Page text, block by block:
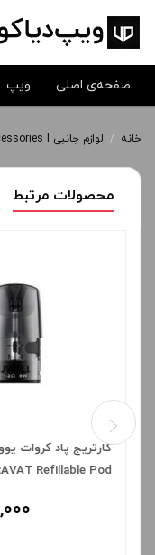
صفحه‌ی اصلی ویپ
خانه / لوازم جانبی Accessories l
محصولات مرتبط
Refillable Pod